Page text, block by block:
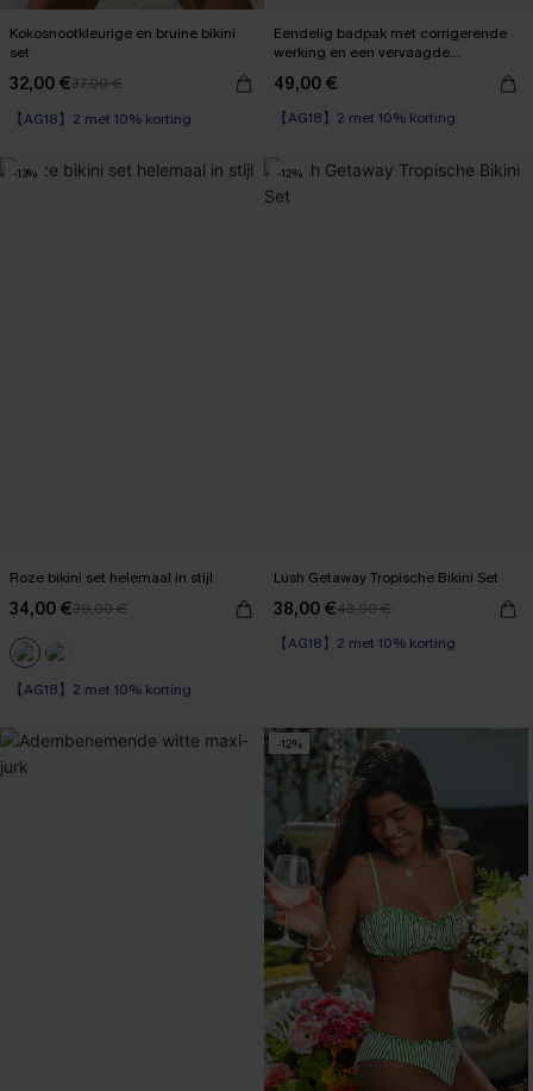
Kokosnootkleurige en bruine bikini
set
32,00 €37,00 €
【AG18】2 met 10% korting
Eendelig badpak met corrigerende
werking en een vervaagde
49,00 €
【AG18】2 met 10% korting
Corrigerend badpak
-13%
Roze bikini set helemaal in stijl
34,00 €39,00 €
【AG18】2 met 10% korting
-12%
Lush Getaway Tropische Bikini Set
38,00 €43,00 €
【AG18】2 met 10% korting
High Waist
-12%